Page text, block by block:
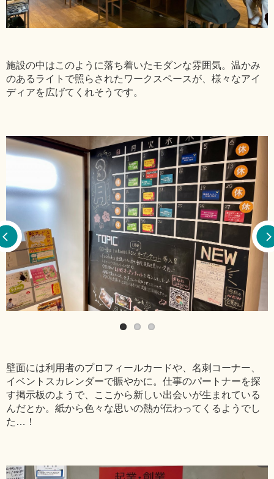
施設の中はこのように落ち着いたモダンな雰囲気。温かみ
のあるライトで照らされたワークスペースが、様々なアイ
ディアを広げてくれそうです。
壁面には利用者のプロフィールカードや、名刺コーナー、
イベントスカレンダーで賑やかに。仕事のパートナーを探
す掲示板のようで、ここから新しい出会いが生まれている
んだとか。紙から色々な思いの熱が伝わってくるようでし
た…！